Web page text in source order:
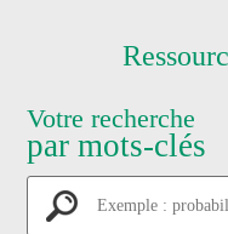
Votre recherche
par mots-clés